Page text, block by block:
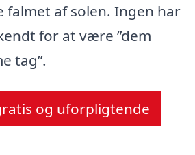
falmet af solen. Ingen har
for at være ”dem
tag”.
og uforpligtende